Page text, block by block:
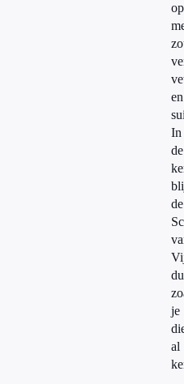
op
en
In
de
de
je
al